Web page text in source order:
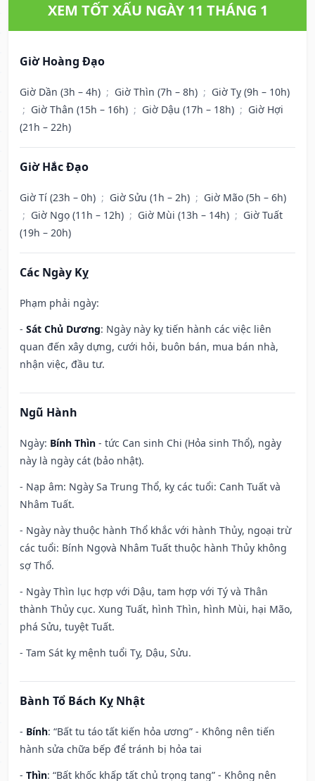
XEM TỐT XẤU NGÀY 11 THÁNG 1
Giờ Hoàng Đạo
Giờ Dần (3h – 4h) ; Giờ Thìn (7h – 8h) ; Giờ Tỵ (9h – 10h)
; Giờ Thân (15h – 16h) ; Giờ Dậu (17h – 18h) ; Giờ Hợi
(21h – 22h)
Giờ Hắc Đạo
Giờ Tí (23h – 0h) ; Giờ Sửu (1h – 2h) ; Giờ Mão (5h – 6h)
; Giờ Ngọ (11h – 12h) ; Giờ Mùi (13h – 14h) ; Giờ Tuất
(19h – 20h)
Các Ngày Kỵ
Phạm phải ngày:
- Sát Chủ Dương: Ngày này kỵ tiến hành các việc liên
quan đến xây dựng, cưới hỏi, buôn bán, mua bán nhà,
nhận việc, đầu tư.
Ngũ Hành
Ngày: Bính Thìn - tức Can sinh Chi (Hỏa sinh Thổ), ngày
này là ngày cát (bảo nhật).
- Nạp âm: Ngày Sa Trung Thổ, kỵ các tuổi: Canh Tuất và
Nhâm Tuất.
- Ngày này thuộc hành Thổ khắc với hành Thủy, ngoại trừ
các tuổi: Bính Ngọvà Nhâm Tuất thuộc hành Thủy không
sợ Thổ.
- Ngày Thìn lục hợp với Dậu, tam hợp với Tý và Thân
thành Thủy cục. Xung Tuất, hình Thìn, hình Mùi, hại Mão,
phá Sửu, tuyệt Tuất.
- Tam Sát kỵ mệnh tuổi Tỵ, Dậu, Sửu.
Bành Tổ Bách Kỵ Nhật
- Bính: “Bất tu táo tất kiến hỏa ương” - Không nên tiến
hành sửa chữa bếp để tránh bị hỏa tai
- Thìn: “Bất khốc khấp tất chủ trọng tang” - Không nên